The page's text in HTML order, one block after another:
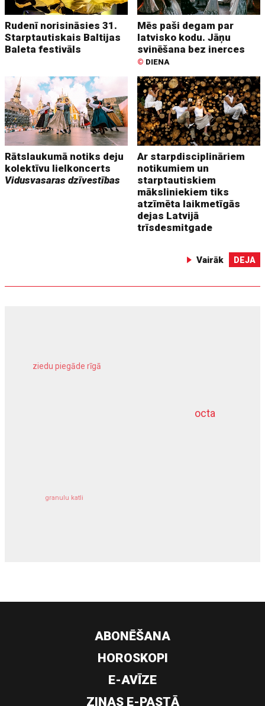
Rudenī norisināsies 31.
Starptautiskais Baltijas
Baleta festivāls
Mēs paši degam par
latvisko kodu. Jāņu
svinēšana bez inerces
© DIENA
Rātslaukumā notiks deju
kolektīvu lielkoncerts
Vidusvasaras dzīvestības
Ar starpdisciplināriem
notikumiem un
starptautiskiem
māksliniekiem tiks
atzīmēta laikmetīgās
dejas Latvijā
trīsdesmitgade
Vairāk DEJA
octa
ziedu piegāde rīgā
granulu katli
dziļurbums
ABONĒŠANA
HOROSKOPI
E-AVĪZE
ZIŅAS E-PASTĀ